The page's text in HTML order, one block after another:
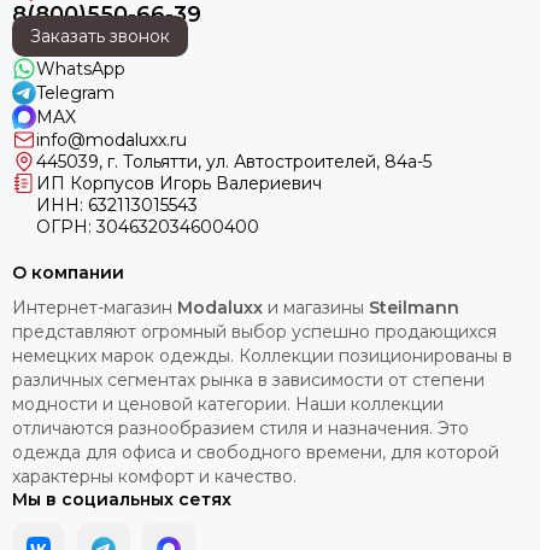
8(800)550-66-39
Заказать звонок
WhatsApp
Telegram
MAX
info@modaluxx.ru
445039, г. Тольятти, ул. Автостроителей, 84а-5
ИП Корпусов Игорь Валериевич
ИНН: 632113015543
ОГРН: 304632034600400
О компании
Интернет-магазин Modaluxx и магазины Steilmann
представляют огромный выбор успешно продающихся
немецких марок одежды. Коллекции позиционированы в
различных сегментах рынка в зависимости от степени
модности и ценовой категории. Наши коллекции
отличаются разнообразием стиля и назначения. Это
одежда для офиса и свободного времени, для которой
характерны комфорт и качество.
Мы в социальных сетях